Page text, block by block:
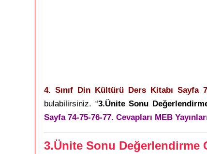
4. Sınıf Din Kültürü Ders Kitabı Sayfa
bulabilirsiniz. “3.Ünite Sonu
Sayfa 74-75-76-77. Cevapları MEB
3.Ünite Sonu Değerlendirme